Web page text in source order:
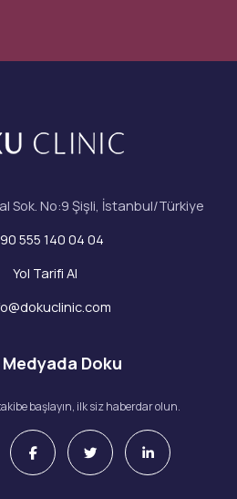
Sok. No:9 Şişli, İstanbul/Türkiye
555 140 04 04
Yol Tarifi Al
Doku
başlayın, ilk siz haberdar olun.